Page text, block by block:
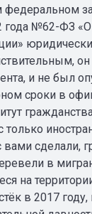
федеральном
года №62-ФЗ
юридически
он
и не был
сроки в
только
вами сделали,
в
на
в 2017 году,